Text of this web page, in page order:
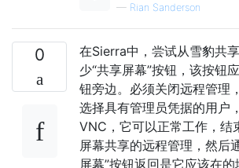
— Rian Sanderson
0
在Sierra中，尝试从雪豹共
少“共享屏幕”按钮，该按钮
钮旁边。必须关闭远程管理
选择具有管理员凭据的用户
VNC，它可以正常工作，结
屏幕共享的远程管理，然后
屏幕”按钮返回是它应该在